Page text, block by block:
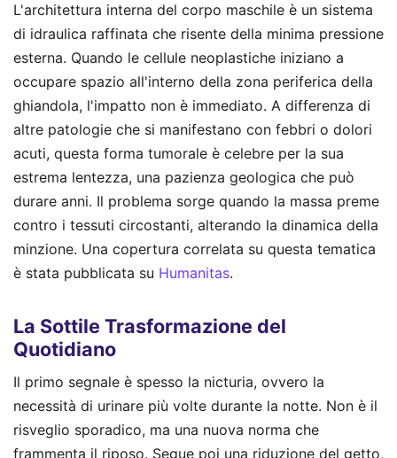
L'architettura interna del corpo maschile è un sistema
di idraulica raffinata che risente della minima pressione
esterna. Quando le cellule neoplastiche iniziano a
occupare spazio all'interno della zona periferica della
ghiandola, l'impatto non è immediato. A differenza di
altre patologie che si manifestano con febbri o dolori
acuti, questa forma tumorale è celebre per la sua
estrema lentezza, una pazienza geologica che può
durare anni. Il problema sorge quando la massa preme
contro i tessuti circostanti, alterando la dinamica della
minzione. Una copertura correlata su questa tematica
è stata pubblicata su Humanitas.
La Sottile Trasformazione del
Quotidiano
Il primo segnale è spesso la nicturia, ovvero la
necessità di urinare più volte durante la notte. Non è il
risveglio sporadico, ma una nuova norma che
frammenta il riposo. Segue poi una riduzione del getto,